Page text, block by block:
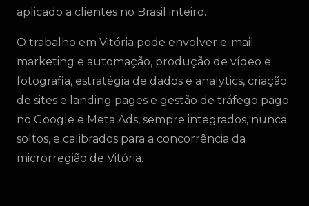
aplicado a clientes no Brasil inteiro.
O trabalho em Vitória pode envolver e-mail
marketing e automação, produção de vídeo e
fotografia, estratégia de dados e analytics, criação
de sites e landing pages e gestão de tráfego pago
no Google e Meta Ads, sempre integrados, nunca
soltos, e calibrados para a concorrência da
microrregião de Vitória.